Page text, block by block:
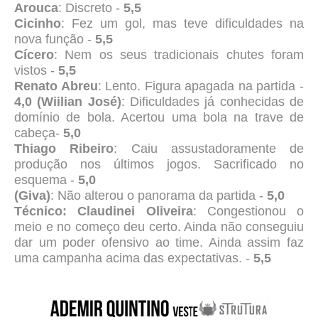
Arouca: Discreto - 5,5
Cicinho: Fez um gol, mas teve dificuldades na
nova função - 5,5
Cícero: Nem os seus tradicionais chutes foram
vistos - 5,5
Renato Abreu: Lento. Figura apagada na partida -
4,0 (Wiilian José): Dificuldades já conhecidas de
domínio de bola. Acertou uma bola na trave de
cabeça- 5,0
Thiago Ribeiro: Caiu assustadoramente de
produção nos últimos jogos. Sacrificado no
esquema - 5,0
(Giva): Não alterou o panorama da partida - 5,0
Técnico: Claudinei Oliveira: Congestionou o
meio e no começo deu certo. Ainda não conseguiu
dar um poder ofensivo ao time. Ainda assim faz
uma campanha acima das expectativas. - 5,5